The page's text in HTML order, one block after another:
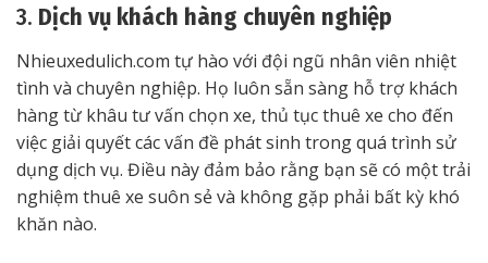
3. Dịch vụ khách hàng chuyên nghiệp
Nhieuxedulich.com tự hào với đội ngũ nhân viên nhiệt
tình và chuyên nghiệp. Họ luôn sẵn sàng hỗ trợ khách
hàng từ khâu tư vấn chọn xe, thủ tục thuê xe cho đến
việc giải quyết các vấn đề phát sinh trong quá trình sử
dụng dịch vụ. Điều này đảm bảo rằng bạn sẽ có một trải
nghiệm thuê xe suôn sẻ và không gặp phải bất kỳ khó
khăn nào.